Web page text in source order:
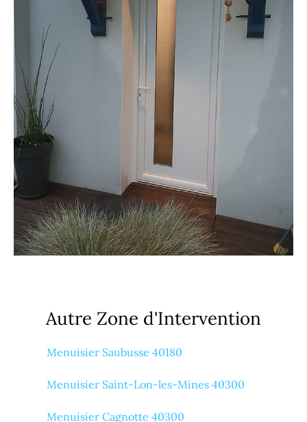
Autre Zone d'Intervention
Menuisier Saubusse 40180
Menuisier Saint-Lon-les-Mines 40300
Menuisier Cagnotte 40300